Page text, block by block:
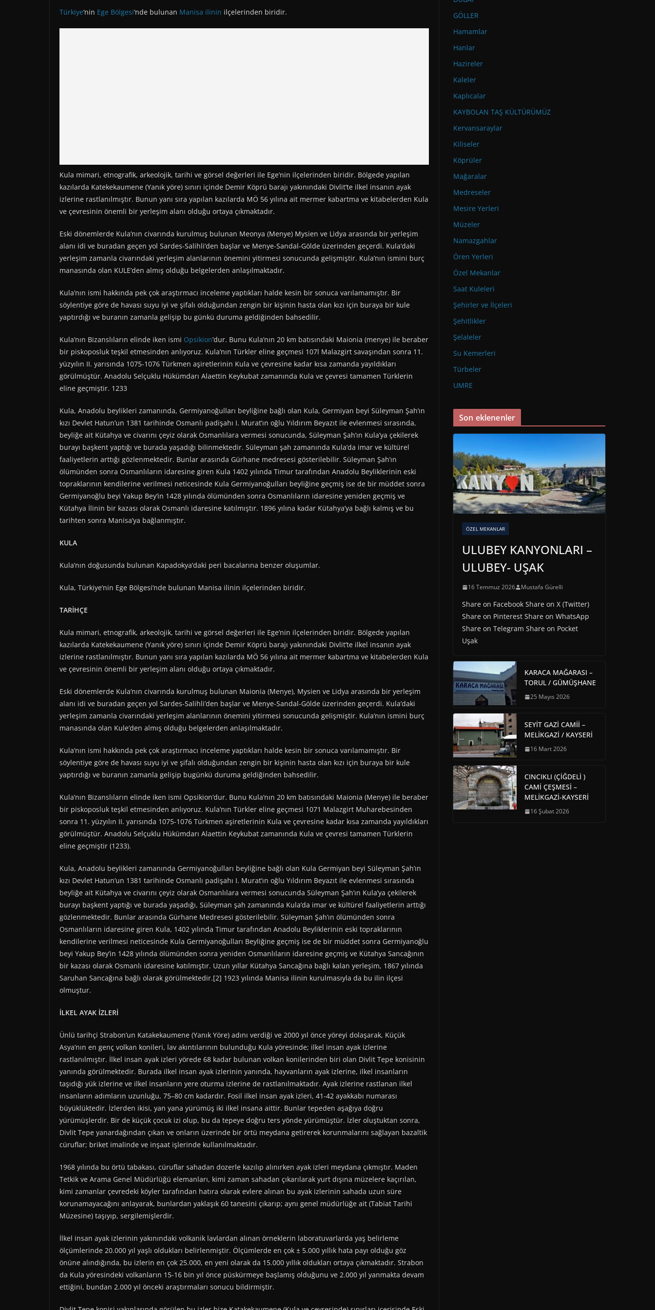
Türkiye‘nin Ege Bölgesi‘nde bulunan Manisa ilinin ilçelerinden biridir.
Kula mimari, etnografik, arkeolojik, tarihi ve görsel değerleri ile Ege’nin ilçelerinden biridir. Bölgede yapılan
kazılarda Katekekaumene (Yanık yöre) sınırı içinde Demir Köprü barajı yakınındaki Divlit’te ilkel insanın ayak
izlerine rastlanılmıştır. Bunun yanı sıra yapılan kazılarda MÖ 56 yılına ait mermer kabartma ve kitabelerden Kula
ve çevresinin önemli bir yerleşim alanı olduğu ortaya çıkmaktadır.
Eski dönemlerde Kula’nın civarında kurulmuş bulunan Meonya (Menye) Mysien ve Lidya arasında bir yerleşim
alanı idi ve buradan geçen yol Sardes-Salihli’den başlar ve Menye-Sandal-Gölde üzerinden geçerdi. Kula’daki
yerleşim zamanla civarındaki yerleşim alanlarının önemini yitirmesi sonucunda gelişmiştir. Kula’nın ismini burç
manasında olan KULE’den almış olduğu belgelerden anlaşılmaktadır.
Kula’nın ismi hakkında pek çok araştırmacı inceleme yaptıkları halde kesin bir sonuca varılamamıştır. Bir
söylentiye göre de havası suyu iyi ve şifalı olduğundan zengin bir kişinin hasta olan kızı için buraya bir kule
yaptırdığı ve buranın zamanla gelişip bu günkü duruma geldiğinden bahsedilir.
Kula’nın Bizanslıların elinde iken ismi Opsikion’dur. Bunu Kula’nın 20 km batısındaki Maionia (menye) ile beraber
bir piskoposluk teşkil etmesinden anlıyoruz. Kula’nın Türkler eline geçmesi 107l Malazgirt savaşından sonra 11.
yüzyılın II. yarısında 1075-1076 Türkmen aşiretlerinin Kula ve çevresine kadar kısa zamanda yayıldıkları
görülmüştür. Anadolu Selçuklu Hükümdarı Alaettin Keykubat zamanında Kula ve çevresi tamamen Türklerin
eline geçmiştir. 1233
Kula, Anadolu beylikleri zamanında, Germiyanoğulları beyliğine bağlı olan Kula, Germiyan beyi Süleyman Şah’ın
kızı Devlet Hatun’un 1381 tarihinde Osmanlı padişahı I. Murat’ın oğlu Yıldırım Beyazıt ile evlenmesi sırasında,
beyliğe ait Kütahya ve civarını çeyiz olarak Osmanlılara vermesi sonucunda, Süleyman Şah’ın Kula’ya çekilerek
burayı başkent yaptığı ve burada yaşadığı bilinmektedir. Süleyman şah zamanında Kula’da imar ve kültürel
faaliyetlerin arttığı gözlenmektedir. Bunlar arasında Gürhane medresesi gösterilebilir. Süleyman Şah’ın
ölümünden sonra Osmanlıların idaresine giren Kula 1402 yılında Timur tarafından Anadolu Beyliklerinin eski
topraklarının kendilerine verilmesi neticesinde Kula Germiyanoğulları beyliğine geçmiş ise de bir müddet sonra
Germiyanoğlu beyi Yakup Bey’in 1428 yılında ölümünden sonra Osmanlıların idaresine yeniden geçmiş ve
Kütahya İlinin bir kazası olarak Osmanlı idaresine katılmıştır. 1896 yılına kadar Kütahya’ya bağlı kalmış ve bu
tarihten sonra Manisa’ya bağlanmıştır.
KULA
Kula’nın doğusunda bulunan Kapadokya’daki peri bacalarına benzer oluşumlar.
Kula, Türkiye’nin Ege Bölgesi’nde bulunan Manisa ilinin ilçelerinden biridir.
TARİHÇE
Kula mimari, etnografik, arkeolojik, tarihi ve görsel değerleri ile Ege’nin ilçelerinden biridir. Bölgede yapılan
kazılarda Katekekaumene (Yanık yöre) sınırı içinde Demir Köprü barajı yakınındaki Divlit’te ilkel insanın ayak
izlerine rastlanılmıştır. Bunun yanı sıra yapılan kazılarda MÖ 56 yılına ait mermer kabartma ve kitabelerden Kula
ve çevresinin önemli bir yerleşim alanı olduğu ortaya çıkmaktadır.
Eski dönemlerde Kula’nın civarında kurulmuş bulunan Maionia (Menye), Mysien ve Lidya arasında bir yerleşim
alanı idi ve buradan geçen yol Sardes-Salihli’den başlar ve Menye-Sandal-Gölde üzerinden geçerdi. Kula’daki
yerleşim zamanla civarındaki yerleşim alanlarının önemini yitirmesi sonucunda gelişmiştir. Kula’nın ismini burç
manasında olan Kule’den almış olduğu belgelerden anlaşılmaktadır.
Kula’nın ismi hakkında pek çok araştırmacı inceleme yaptıkları halde kesin bir sonuca varılamamıştır. Bir
söylentiye göre de havası suyu iyi ve şifalı olduğundan zengin bir kişinin hasta olan kızı için buraya bir kule
yaptırdığı ve buranın zamanla gelişip bugünkü duruma geldiğinden bahsedilir.
Kula’nın Bizanslıların elinde iken ismi Opsikion’dur. Bunu Kula’nın 20 km batısındaki Maionia (Menye) ile beraber
bir piskoposluk teşkil etmesinden anlıyoruz. Kula’nın Türkler eline geçmesi 1071 Malazgirt Muharebesinden
sonra 11. yüzyılın II. yarısında 1075-1076 Türkmen aşiretlerinin Kula ve çevresine kadar kısa zamanda yayıldıkları
görülmüştür. Anadolu Selçuklu Hükümdarı Alaettin Keykubat zamanında Kula ve çevresi tamamen Türklerin
eline geçmiştir (1233).
Kula, Anadolu beylikleri zamanında Germiyanoğulları beyliğine bağlı olan Kula Germiyan beyi Süleyman Şah’ın
kızı Devlet Hatun’un 1381 tarihinde Osmanlı padişahı I. Murat’ın oğlu Yıldırım Beyazıt ile evlenmesi sırasında
beyliğe ait Kütahya ve civarını çeyiz olarak Osmanlılara vermesi sonucunda Süleyman Şah’ın Kula’ya çekilerek
burayı başkent yaptığı ve burada yaşadığı, Süleyman şah zamanında Kula’da imar ve kültürel faaliyetlerin arttığı
gözlenmektedir. Bunlar arasında Gürhane Medresesi gösterilebilir. Süleyman Şah’ın ölümünden sonra
Osmanlıların idaresine giren Kula, 1402 yılında Timur tarafından Anadolu Beyliklerinin eski topraklarının
kendilerine verilmesi neticesinde Kula Germiyanoğulları Beyliğine geçmiş ise de bir müddet sonra Germiyanoğlu
beyi Yakup Bey’in 1428 yılında ölümünden sonra yeniden Osmanlıların idaresine geçmiş ve Kütahya Sancağının
bir kazası olarak Osmanlı idaresine katılmıştır. Uzun yıllar Kütahya Sancağına bağlı kalan yerleşim, 1867 yılında
Saruhan Sancağına bağlı olarak görülmektedir.[2] 1923 yılında Manisa ilinin kurulmasıyla da bu ilin ilçesi
olmuştur.
İLKEL AYAK İZLERİ
Ünlü tarihçi Strabon’un Katakekaumene (Yanık Yöre) adını verdiği ve 2000 yıl önce yöreyi dolaşarak, Küçük
Asya’nın en genç volkan konileri, lav akıntılarının bulunduğu Kula yöresinde; ilkel insan ayak izlerine
rastlanılmıştır. İlkel insan ayak izleri yörede 68 kadar bulunan volkan konilerinden biri olan Divlit Tepe konisinin
yanında görülmektedir. Burada ilkel insan ayak izlerinin yanında, hayvanların ayak izlerine, ilkel insanların
taşıdığı yük izlerine ve ilkel insanların yere oturma izlerine de rastlanılmaktadır. Ayak izlerine rastlanan ilkel
insanların adımların uzunluğu, 75–80 cm kadardır. Fosil ilkel insan ayak izleri, 41-42 ayakkabı numarası
büyüklüktedir. İzlerden ikisi, yan yana yürümüş iki ilkel insana aittir. Bunlar tepeden aşağıya doğru
yürümüşlerdir. Bir de küçük çocuk izi olup, bu da tepeye doğru ters yönde yürümüştür. İzler oluştuktan sonra,
Divlit Tepe yanardağından çıkan ve onların üzerinde bir örtü meydana getirerek korunmalarını sağlayan bazaltik
cüruflar; briket imalinde ve inşaat işlerinde kullanılmaktadır.
1968 yılında bu örtü tabakası, cüruflar sahadan dozerle kazılıp alınırken ayak izleri meydana çıkmıştır. Maden
Tetkik ve Arama Genel Müdürlüğü elemanları, kimi zaman sahadan çıkarılarak yurt dışına müzelere kaçırılan,
kimi zamanlar çevredeki köyler tarafından hatıra olarak evlere alınan bu ayak izlerinin sahada uzun süre
korunamayacağını anlayarak, bunlardan yaklaşık 60 tanesini çıkarıp; aynı genel müdürlüğe ait (Tabiat Tarihi
Müzesine) taşıyıp, sergilemişlerdir.
İlkel insan ayak izlerinin yakınındaki volkanik lavlardan alınan örneklerin laboratuvarlarda yaş belirleme
ölçümlerinde 20.000 yıl yaşlı oldukları belirlenmiştir. Ölçümlerde en çok ± 5.000 yıllık hata payı olduğu göz
önüne alındığında, bu izlerin en çok 25.000, en yeni olarak da 15.000 yıllık oldukları ortaya çıkmaktadır. Strabon
da Kula yöresindeki volkanların 15-16 bin yıl önce püskürmeye başlamış olduğunu ve 2.000 yıl yanmakta devam
ettiğini, bundan 2.000 yıl önceki araştırmaları sonucu bildirmiştir.
GÖLLER
Hamamlar
Hanlar
Hazireler
Kaleler
Kaplıcalar
KAYBOLAN TAŞ KÜLTÜRÜMÜZ
Kervansaraylar
Kiliseler
Köprüler
Mağaralar
Medreseler
Mesire Yerleri
Müzeler
Namazgahlar
Ören Yerleri
Özel Mekanlar
Saat Kuleleri
Şehirler ve İlçeleri
Şehitlikler
Şelaleler
Su Kemerleri
Türbeler
UMRE
Son eklenenler
ÖZEL MEKANLAR
ULUBEY KANYONLARI –
ULUBEY- UŞAK
16 Temmuz 2026 Mustafa Gürelli
Share on Facebook Share on X (Twitter)
Share on Pinterest Share on WhatsApp
Share on Telegram Share on Pocket
Uşak
KARACA MAĞARASI –
TORUL / GÜMÜŞHANE
25 Mayıs 2026
SEYİT GAZİ CAMİİ –
MELİKGAZİ / KAYSERİ
16 Mart 2026
CINCIKLI (ÇİĞDELİ )
CAMİ ÇEŞMESİ –
MELİKGAZİ-KAYSERİ
16 Şubat 2026